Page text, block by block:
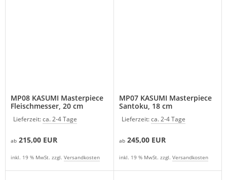
MP08 KASUMI Masterpiece
Fleischmesser, 20 cm
Lieferzeit:ca. 2-4 Tage
ab 215,00 EUR
inkl. 19 % MwSt. zzgl. Versandkosten
MP07 KASUMI Masterpiece
Santoku, 18 cm
Lieferzeit:ca. 2-4 Tage
ab 245,00 EUR
inkl. 19 % MwSt. zzgl. Versandkosten